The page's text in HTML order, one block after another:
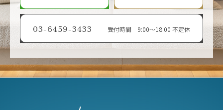
03-6459-3433 受付時間 9:00〜18:00 不定休